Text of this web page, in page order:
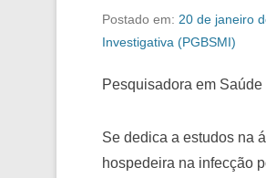
Postado em: 20 de janeiro
Investigativa (PGBSMI)
Pesquisadora em
Se dedica a estudos na
hospedeira na infecção